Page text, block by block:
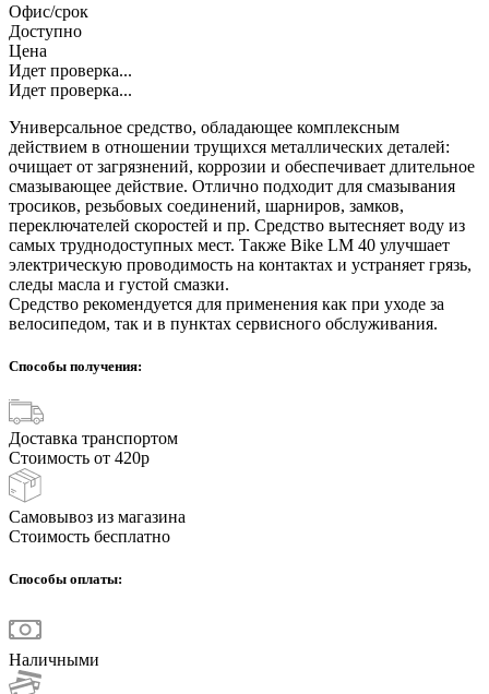
Офис/срок
Доступно
Цена
Идет проверка...
Идет проверка...
Универсальное средство, обладающее комплексным
действием в отношении трущихся металлических деталей:
очищает от загрязнений, коррозии и обеспечивает длительное
смазывающее действие. Отлично подходит для смазывания
тросиков, резьбовых соединений, шарниров, замков,
переключателей скоростей и пр. Средство вытесняет воду из
самых труднодоступных мест. Также Bike LM 40 улучшает
электрическую проводимость на контактах и устраняет грязь,
следы масла и густой смазки.
Средство рекомендуется для применения как при уходе за
велосипедом, так и в пунктах сервисного обслуживания.
Способы получения:
Доставка транспортом
Стоимость от 420р
Самовывоз из магазина
Стоимость бесплатно
Способы оплаты:
Наличными